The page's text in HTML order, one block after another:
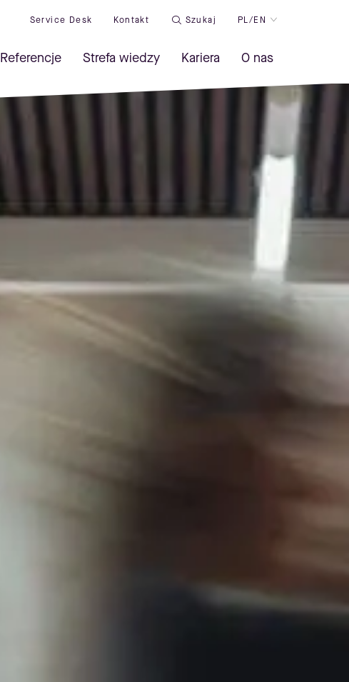
Service Desk Kontakt Szukaj PL/EN
Referencje Strefa wiedzy Kariera O nas